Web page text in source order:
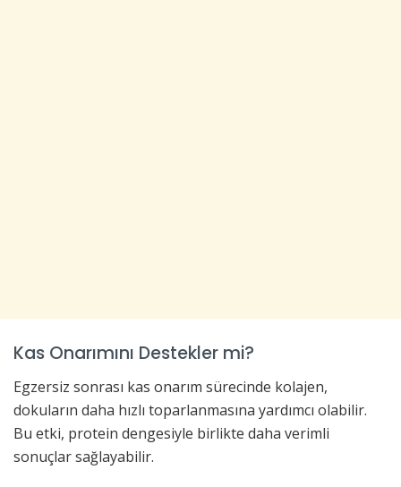
Kas Onarımını Destekler mi?
Egzersiz sonrası kas onarım sürecinde kolajen,
dokuların daha hızlı toparlanmasına yardımcı olabilir.
Bu etki, protein dengesiyle birlikte daha verimli
sonuçlar sağlayabilir.